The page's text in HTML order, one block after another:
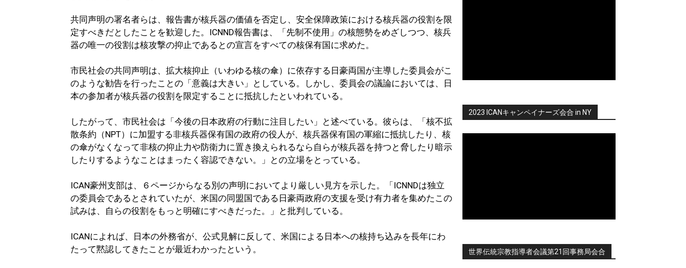
共同声明の署名者らは、報告書が核兵器の価値を否定し、安全保障政策における核兵器の役割を限
定すべきだとしたことを歓迎した。ICNND報告書は、「先制不使用」の核態勢をめざしつつ、核兵
器の唯一の役割は核攻撃の抑止であるとの宣言をすべての核保有国に求めた。
市民社会の共同声明は、拡大核抑止（いわゆる核の傘）に依存する日豪両国が主導した委員会がこ
のような勧告を行ったことの「意義は大きい」としている。しかし、委員会の議論においては、日
本の参加者が核兵器の役割を限定することに抵抗したといわれている。
したがって、市民社会は「今後の日本政府の行動に注目したい」と述べている。彼らは、「核不拡
散条約（NPT）に加盟する非核兵器保有国の政府の役人が、核兵器保有国の軍縮に抵抗したり、核
の傘がなくなって非核の抑止力や防衛力に置き換えられるなら自らが核兵器を持つと脅したり暗示
したりするようなことはまったく容認できない。」との立場をとっている。
ICAN豪州支部は、６ページからなる別の声明においてより厳しい見方を示した。「ICNNDは独立
の委員会であるとされていたが、米国の同盟国である日豪両政府の支援を受け有力者を集めたこの
試みは、自らの役割をもっと明確にすべきだった。」と批判している。
ICANによれば、日本の外務省が、公式見解に反して、米国による日本への核持ち込みを長年にわ
たって黙認してきたことが最近わかったという。
2023 ICANキャンペイナーズ会合 in NY
世界伝統宗教指導者会議第21回事務局会合